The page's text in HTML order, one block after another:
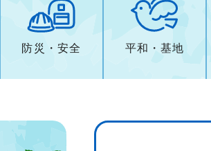
防災・安全 平和・基地